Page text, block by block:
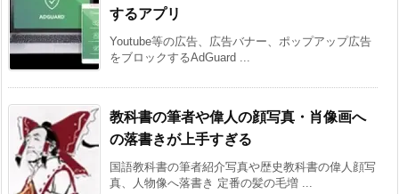
するアプリ
Youtube等の広告、広告バナー、ポップアップ広告
をブロックするAdGuard ...
教科書の筆者や偉人の顔写真・肖像画へ
の落書きが上手すぎる
国語教科書の筆者紹介写真や歴史教科書の偉人顔写
真、人物像へ落書き 定番の髪の毛増 ...